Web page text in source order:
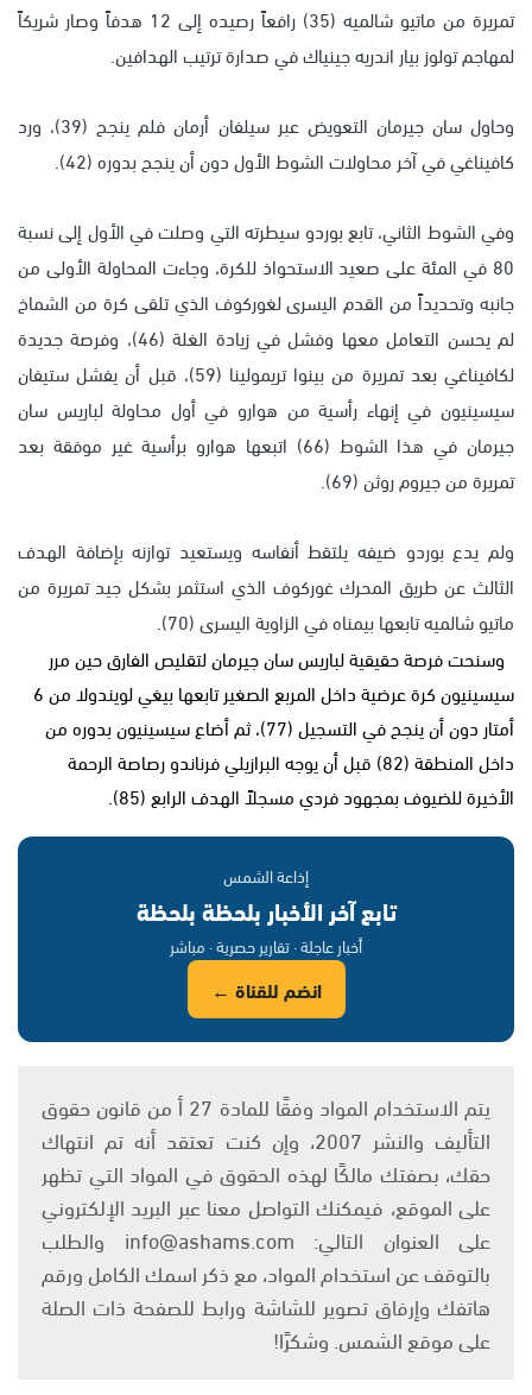
تمريرة من ماتيو شالميه (35) رافعاً رصيده إلى 12 هدفاً وصار شريكاً
لمهاجم تولوز بيار اندريه جينياك في صدارة ترتيب الهدافين.
وحاول سان جيرمان التعويض عبر سيلفان أرمان فلم ينجح (39)، ورد
كافيناغي في آخر محاولات الشوط الأول دون أن ينجح بدوره (42).
وفي الشوط الثاني، تابع بوردو سيطرته التي وصلت في الأول إلى نسبة
80 في المئة على صعيد الاستحواذ للكرة، وجاءت المحاولة الأولى من
جانبه وتحديداً من القدم اليسرى لغوركوف الذي تلقى كرة من الشماخ
لم يحسن التعامل معها وفشل في زيادة الغلة (46)، وفرصة جديدة
لكافيناغي بعد تمريرة من بينوا تريمولينا (59)، قبل أن يفشل ستيفان
سيسينيون في إنهاء رأسية من هوارو في أول محاولة لباريس سان
جيرمان في هذا الشوط (66) اتبعها هوارو برأسية غير موفقة بعد
تمريرة من جيروم روثن (69).
ولم يدع بوردو ضيفه يلتقط أنفاسه ويستعيد توازنه بإضافة الهدف
الثالث عن طريق المحرك غوركوف الذي استثمر بشكل جيد تمريرة من
ماتيو شالميه تابعها بيمناه في الزاوية اليسرى (70).
وسنحت فرصة حقيقية لباريس سان جيرمان لتقليص الفارق حين مرر
سيسينيون كرة عرضية داخل المربع الصغير تابعها بيغي لويندولا من 6
أمتار دون أن ينجح في التسجيل (77)، ثم أضاع سيسينيون بدوره من
داخل المنطقة (82) قبل أن يوجه البرازيلي فرناندو رصاصة الرحمة
الأخيرة للضيوف بمجهود فردي مسجلاً الهدف الرابع (85).
إذاعة الشمس
تابع آخر الأخبار بلحظة بلحظة
أخبار عاجلة · تقارير حصرية · مباشر
انضم للقناة ←
يتم الاستخدام المواد وفقًا للمادة 27 أ من قانون حقوق
التأليف والنشر 2007، وإن كنت تعتقد أنه تم انتهاك
حقك، بصفتك مالكًا لهذه الحقوق في المواد التي تظهر
على الموقع، فيمكنك التواصل معنا عبر البريد الإلكتروني
على العنوان التالي: info@ashams.com والطلب
بالتوقف عن استخدام المواد، مع ذكر اسمك الكامل ورقم
هاتفك وإرفاق تصوير للشاشة ورابط للصفحة ذات الصلة
على موقع الشمس. وشكرًا!